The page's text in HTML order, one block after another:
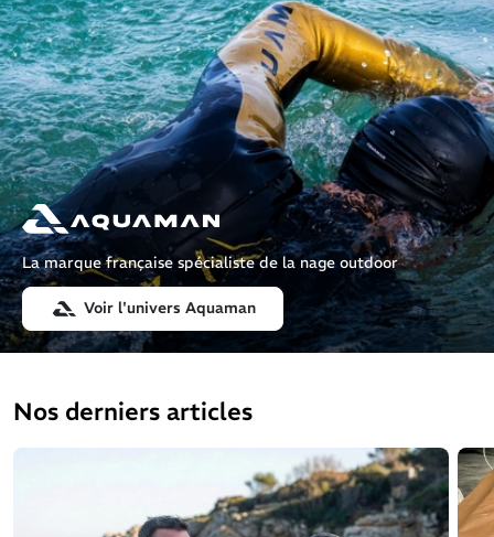
La marque française spécialiste de la nage outdoor
Voir l'univers Aquaman
Nos derniers articles